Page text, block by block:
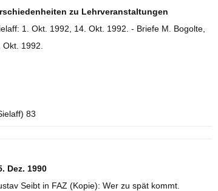
zu Lehrveranstaltungen
1. Okt. 1992, 14. Okt. 1992. - Briefe M. Bogolte,
1992.
83
Dez. 1990
Seibt in FAZ (Kopie): Wer zu spät kommt.